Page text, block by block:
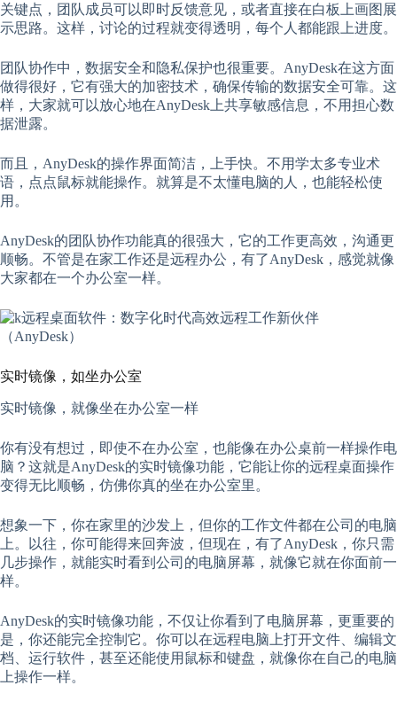
关键点，团队成员可以即时反馈意见，或者直接在白板上画图展
示思路。这样，讨论的过程就变得透明，每个人都能跟上进度。
团队协作中，数据安全和隐私保护也很重要。AnyDesk在这方面
做得很好，它有强大的加密技术，确保传输的数据安全可靠。这
样，大家就可以放心地在AnyDesk上共享敏感信息，不用担心数
据泄露。
而且，AnyDesk的操作界面简洁，上手快。不用学太多专业术
语，点点鼠标就能操作。就算是不太懂电脑的人，也能轻松使
用。
AnyDesk的团队协作功能真的很强大，它的工作更高效，沟通更
顺畅。不管是在家工作还是远程办公，有了AnyDesk，感觉就像
大家都在一个办公室一样。
实时镜像，如坐办公室
实时镜像，就像坐在办公室一样
你有没有想过，即使不在办公室，也能像在办公桌前一样操作电
脑？这就是AnyDesk的实时镜像功能，它能让你的远程桌面操作
变得无比顺畅，仿佛你真的坐在办公室里。
想象一下，你在家里的沙发上，但你的工作文件都在公司的电脑
上。以往，你可能得来回奔波，但现在，有了AnyDesk，你只需
几步操作，就能实时看到公司的电脑屏幕，就像它就在你面前一
样。
AnyDesk的实时镜像功能，不仅让你看到了电脑屏幕，更重要的
是，你还能完全控制它。你可以在远程电脑上打开文件、编辑文
档、运行软件，甚至还能使用鼠标和键盘，就像你在自己的电脑
上操作一样。